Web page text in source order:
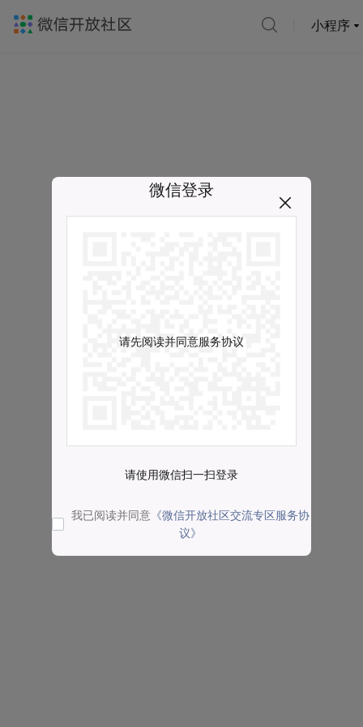
小程序
微信登录
请先阅读并同意服务协议
请使用微信扫一扫登录
我已阅读并同意 《微信开放社区交流专区服务协
议》